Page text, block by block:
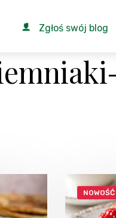
Zgłoś swój blog
NOWOŚĆ